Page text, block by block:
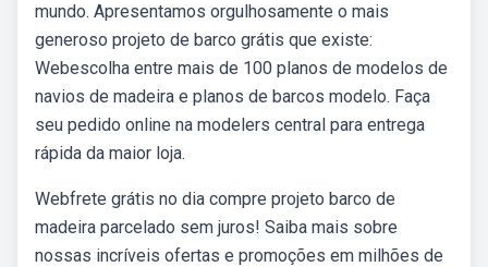
mundo. Apresentamos orgulhosamente o mais
generoso projeto de barco grátis que existe:
Webescolha entre mais de 100 planos de modelos de
navios de madeira e planos de barcos modelo. Faça
seu pedido online na modelers central para entrega
rápida da maior loja.
Webfrete grátis no dia compre projeto barco de
madeira parcelado sem juros! Saiba mais sobre
nossas incríveis ofertas e promoções em milhões de